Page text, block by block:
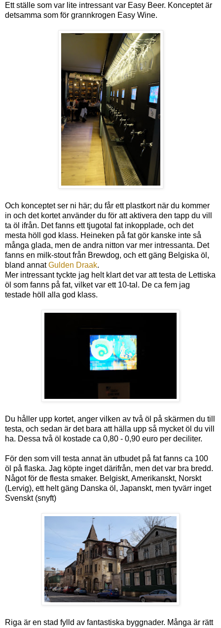
Ett ställe som var lite intressant var Easy Beer. Konceptet är
detsamma som för grannkrogen Easy Wine.
Och konceptet ser ni här; du får ett plastkort när du kommer
in och det kortet använder du för att aktivera den tapp du vill
ta öl ifrån. Det fanns ett tjugotal fat inkopplade, och det
mesta höll god klass. Heineken på fat gör kanske inte så
många glada, men de andra nitton var mer intressanta. Det
fanns en milk-stout från Brewdog, och ett gäng Belgiska öl,
bland annatGulden Draak.
Mer intressant tyckte jag helt klart det var att testa de Lettiska
öl som fanns på fat, vilket var ett 10-tal. De ca fem jag
testade höll alla god klass.
Du håller upp kortet, anger vilken av två öl på skärmen du till
testa, och sedan är det bara att hälla upp så mycket öl du vill
ha. Dessa två öl kostade ca 0,80 - 0,90 euro per deciliter.
För den som vill testa annat än utbudet på fat fanns ca 100
öl på flaska. Jag köpte inget därifrån, men det var bra bredd.
Något för de flesta smaker. Belgiskt, Amerikanskt, Norskt
(Lervig), ett helt gäng Danska öl, Japanskt, men tyvärr inget
Svenskt (snyft)
Riga är en stad fylld av fantastiska byggnader. Många är rätt